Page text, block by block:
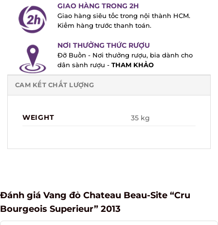
GIAO HÀNG TRONG 2H
Giao hàng siêu tốc trong nội thành HCM.
Kiểm hàng trước thanh toán.
NƠI THƯỞNG THỨC RƯỢU
Đỡ Buồn - Nơi thưởng rượu, bia dành cho
dân sành rượu - THAM KHẢO
CAM KẾT CHẤT LƯỢNG
WEIGHT 35 kg
Đánh giá Vang đỏ Chateau Beau-Site “Cru
Bourgeois Superieur” 2013